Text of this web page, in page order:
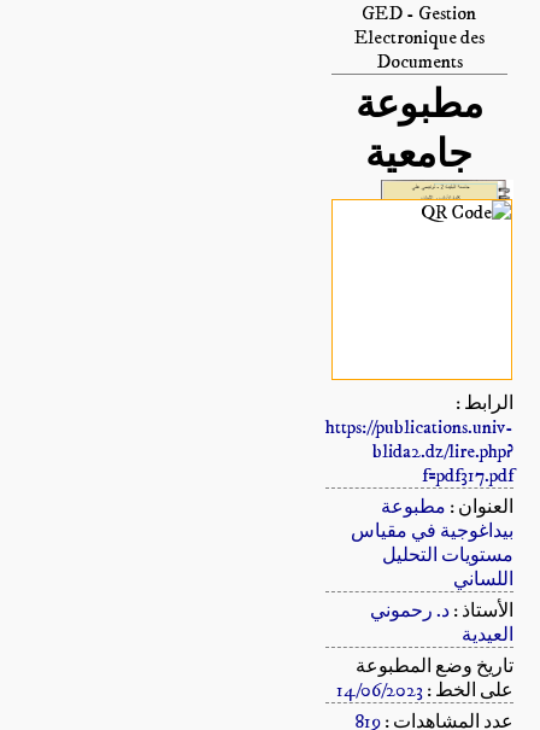
GED - Gestion
Electronique des
Documents
مطبوعة
جامعية
الرابط :
https://publications.univ-
blida2.dz/lire.php?
f=pdf317.pdf
العنوان : مطبوعة
بيداغوجية في مقياس
مستويات التحليل
اللساني
الأستاذ :د. رحموني
العيدية
تاريخ وضع المطبوعة
على الخط :14/06/2023
عدد المشاهدات :819